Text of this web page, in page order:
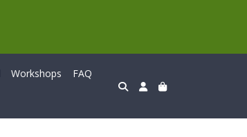
Workshops
FAQ